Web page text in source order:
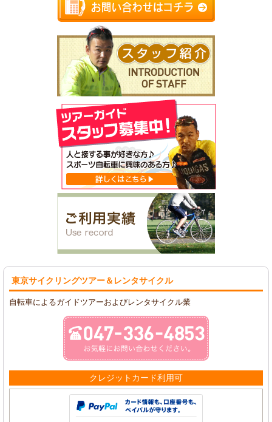
東京サイクリングツアー＆レンタサイクル
自転車によるガイドツアーおよびレンタサイクル業
クレジットカード利用可